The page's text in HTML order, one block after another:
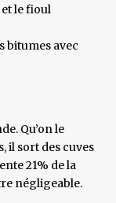
le fioul
bitumes avec
Qu’on le
il sort des cuves
21% de la
négligeable.